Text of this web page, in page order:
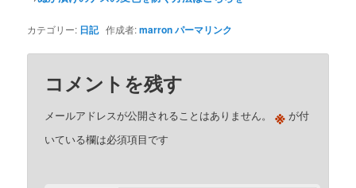
カテゴリー: 日記作成者:marronパーマリンク
コメントを残す
メールアドレスが公開されることはありません。 ※ が付
いている欄は必須項目です